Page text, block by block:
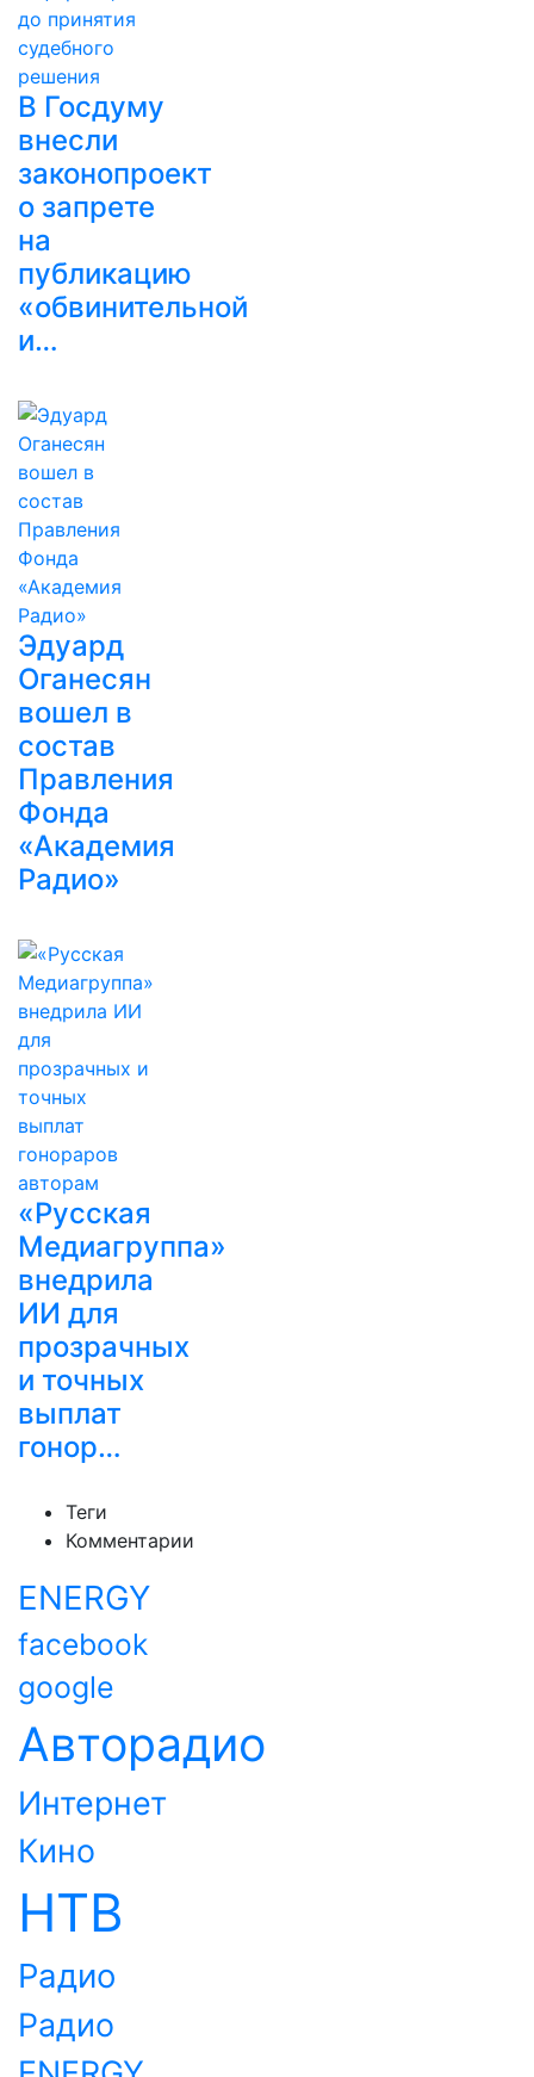
В Госдуму
внесли
законопроект
о запрете
на
публикацию
«обвинительной
и…
Эдуард
Оганесян
вошел в
состав
Правления
Фонда
«Академия
Радио»
«Русская
Медиагруппа»
внедрила
ИИ для
прозрачных
и точных
выплат
гонор…
Теги
Комментарии
ENERGY
facebook
google
Авторадио
Интернет
Кино
НТВ
Радио
Радио